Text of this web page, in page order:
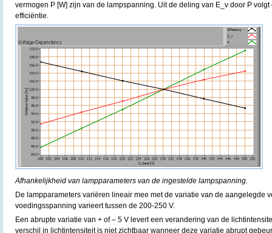
vermogen P [W] zijn van de lampspanning. Uit de deling van E_v door P
efficiëntie.
Afhankelijkheid van lampparameters van de ingestelde lampspanning.
De lampparameters variëren lineair mee met de variatie van de aangelegde
voedingsspanning varieert tussen de 200-250 V.
Een abrupte variatie van + of – 5 V levert een verandering van de
verschil in lichtintensiteit is niet zichtbaar wanneer deze variatie abrupt